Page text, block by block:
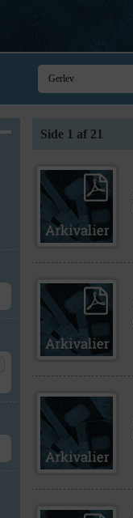
Side 1 af 21